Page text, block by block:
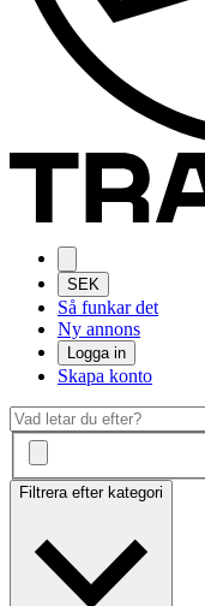
SEK
Så funkar det
Ny annons
Logga in
Skapa konto
Filtrera efter kategori